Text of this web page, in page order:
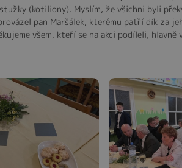
(kotiliony). Myslím, že všichni byli
pan Maršálek, kterému patří dík za
všem, kteří se na akci podíleli,